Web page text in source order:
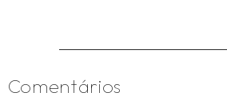
Comentários